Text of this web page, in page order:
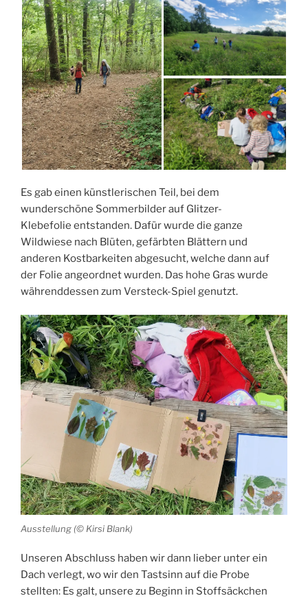
Es gab einen künstlerischen Teil, bei dem
wunderschöne Sommerbilder auf Glitzer-
Klebefolie entstanden. Dafür wurde die ganze
Wildwiese nach Blüten, gefärbten Blättern und
anderen Kostbarkeiten abgesucht, welche dann auf
der Folie angeordnet wurden. Das hohe Gras wurde
währenddessen zum Versteck-Spiel genutzt.
Ausstellung (© Kirsi Blank)
Unseren Abschluss haben wir dann lieber unter ein
Dach verlegt, wo wir den Tastsinn auf die Probe
stellten: Es galt, unsere zu Beginn in Stoffsäckchen